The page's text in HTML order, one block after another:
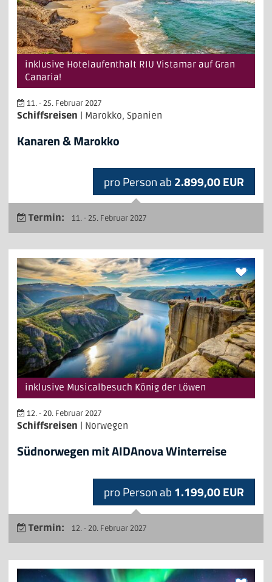
inklusive Hotelaufenthalt RIU Vistamar auf Gran
Canaria!
11. - 25. Februar 2027
Schiffsreisen | Marokko, Spanien
Kanaren & Marokko
pro Person ab 2.899,00 EUR
Termin: 11. - 25. Februar 2027
inklusive Musicalbesuch König der Löwen
12. - 20. Februar 2027
Schiffsreisen | Norwegen
Südnorwegen mit AIDAnova Winterreise
pro Person ab 1.199,00 EUR
Termin: 12. - 20. Februar 2027